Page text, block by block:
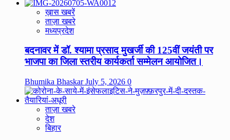
ख़ास खबरें
ताज़ा खबरे
मध्यप्रदेश
बदनावर में डॉ. श्यामा प्रसाद मुखर्जी की 125वीं जयंती पर
भाजपा का जिला स्तरीय कार्यकर्ता सम्मेलन आयोजित।
Bhumika BhaskarJuly 5, 2026 0
ताज़ा खबरे
देश
बिहार